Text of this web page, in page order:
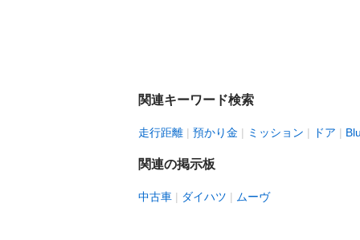
関連キーワード検索
走行距離 預かり金 ミッション ドア
関連の掲示板
中古車 ダイハツ ムーヴ